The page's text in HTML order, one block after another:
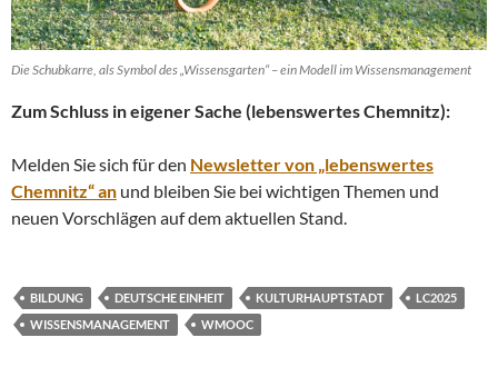
Die Schubkarre, als Symbol des „Wissensgarten“ – ein Modell im Wissensmanagement
Zum Schluss in eigener Sache (lebenswertes Chemnitz):
Melden Sie sich für den Newsletter von „lebenswertes
Chemnitz“ an und bleiben Sie bei wichtigen Themen und
neuen Vorschlägen auf dem aktuellen Stand.
BILDUNG DEUTSCHE EINHEIT KULTURHAUPTSTADT
LC2025
WISSENSMANAGEMENT
WMOOC